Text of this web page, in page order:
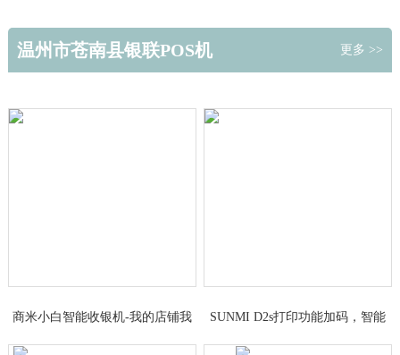
温州市苍南县银联POS机 更多 >>
商米小白智能收银机-我的店铺我
SUNMI D2s打印功能加码，智能